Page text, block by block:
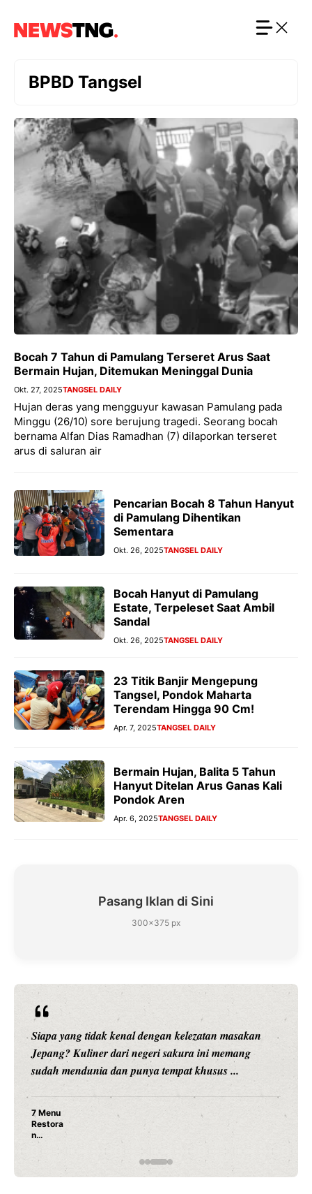
BPBD Tangsel
Bocah 7 Tahun di Pamulang Terseret Arus Saat
Bermain Hujan, Ditemukan Meninggal Dunia
Okt. 27, 2025TANGSEL DAILY
Hujan deras yang mengguyur kawasan Pamulang pada
Minggu (26/10) sore berujung tragedi. Seorang bocah
bernama Alfan Dias Ramadhan (7) dilaporkan terseret
arus di saluran air
Pencarian Bocah 8 Tahun Hanyut
di Pamulang Dihentikan
Sementara
Okt. 26, 2025TANGSEL DAILY
Bocah Hanyut di Pamulang
Estate, Terpeleset Saat Ambil
Sandal
Okt. 26, 2025TANGSEL DAILY
23 Titik Banjir Mengepung
Tangsel, Pondok Maharta
Terendam Hingga 90 Cm!
Apr. 7, 2025TANGSEL DAILY
Bermain Hujan, Balita 5 Tahun
Hanyut Ditelan Arus Ganas Kali
Pondok Aren
Apr. 6, 2025TANGSEL DAILY
Pasang Iklan di Sini
300×375 px
Siapa yang tidak kenal dengan kelezatan masakan
Jepang? Kuliner dari negeri sakura ini memang
sudah mendunia dan punya tempat khusus ...
7 Menu
Restora
n
Jepang
Dicoba,